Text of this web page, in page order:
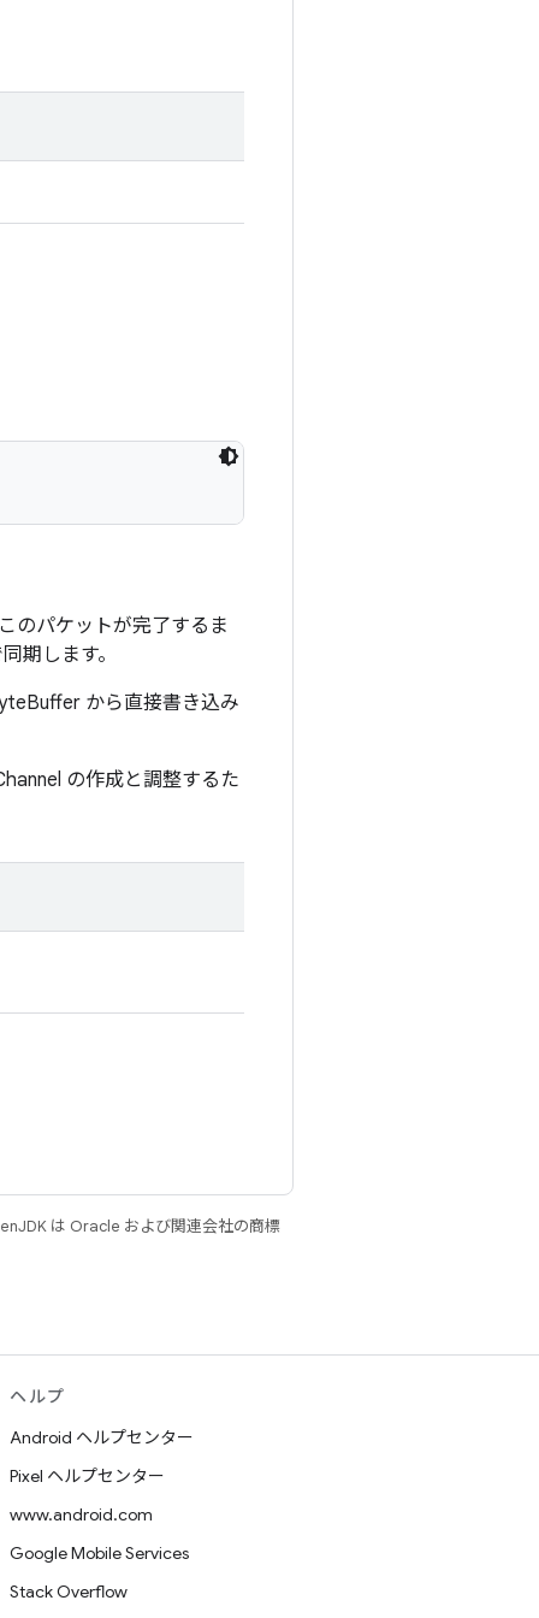
のパケットが完了するま
期します。
から直接書き込み
の作成と調整するた
は Oracle および関連会社の商標
ヘルプ
Android ヘルプセンター
Pixel ヘルプセンター
www.android.com
Google Mobile Services
Stack Overflow